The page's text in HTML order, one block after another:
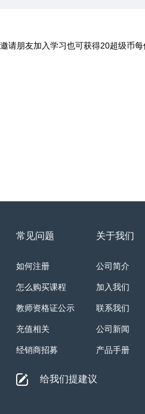
请朋友加入学习也可获得20超级币
常见问题
如何注册
怎么购买课程
教师资格证公示
充值相关
经销商招募
关于我们
公司简介
加入我们
联系我们
公司新闻
产品手册
给我们提建议